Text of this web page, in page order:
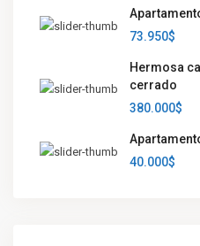
73.950$
Hermosa
cerrado
380.000$
40.000$